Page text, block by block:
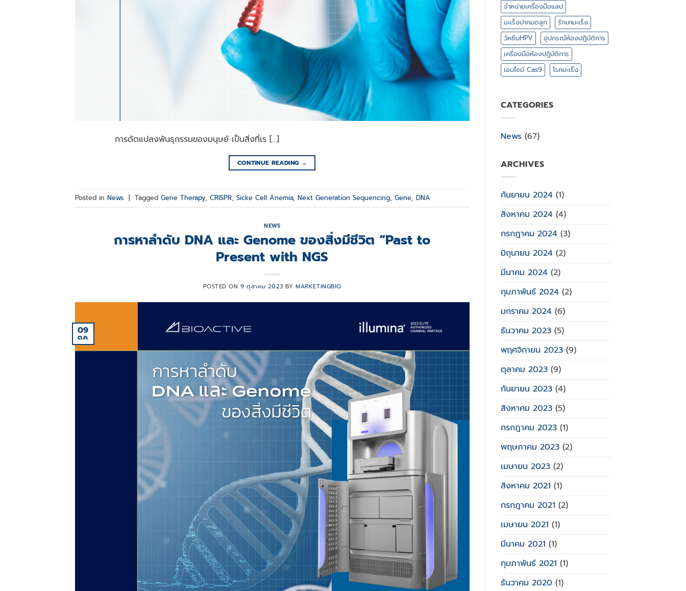
การดัดแปลงพันธุกรรมของมนุษย์ เป็นสิ่งที่เร […]
CONTINUE READING →
Posted in News | Tagged Gene Therapy, CRISPR, Sicke Cell Anemia, Next Generation Sequencing, Gene, DNA
NEWS
การหาลำดับ DNA และ Genome ของสิ่งมีชีวิต “Past to
Present with NGS
POSTED ON9 ตุลาคม 2023 BYMARKETINGBIO
09
ต.ค.
จำหน่ายเครื่องมือแลป
มะเร็งปากมดลูก
รักษามะเร็ง
วัคซีนHPV
อุปกรณ์ห้องปฎิบัติการ
เครื่องมือห้องปฎิบัติการ
เอนไซม์ Cas9
โรคมะเร็ง
CATEGORIES
News (67)
ARCHIVES
กันยายน 2024(1)
สิงหาคม 2024(4)
กรกฎาคม 2024(3)
มิถุนายน 2024(2)
มีนาคม 2024(2)
กุมภาพันธ์ 2024(2)
มกราคม 2024(6)
ธันวาคม 2023(5)
พฤศจิกายน 2023(9)
ตุลาคม 2023(9)
กันยายน 2023(4)
สิงหาคม 2023(5)
กรกฎาคม 2023(1)
พฤษภาคม 2023(2)
เมษายน 2023(2)
สิงหาคม 2021 (1)
กรกฎาคม 2021 (2)
เมษายน 2021 (1)
มีนาคม 2021 (1)
กุมภาพันธ์ 2021 (1)
ธันวาคม 2020 (1)